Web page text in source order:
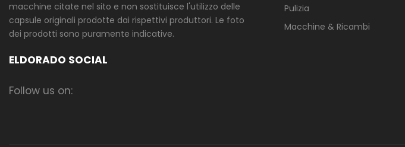
macchine citate nel sito e non sostituisce l'utilizzo delle
capsule originali prodotte dai rispettivi produttori. Le foto
dei prodotti sono puramente indicative.
ELDORADO SOCIAL
Follow us on:
Pulizia
Macchine & Ricambi